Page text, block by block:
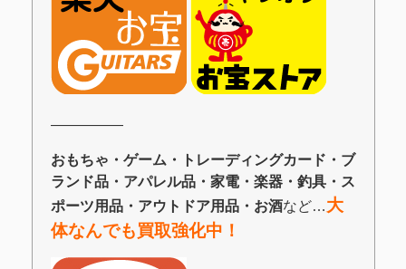
―――――
おもちゃ・ゲーム・トレーディングカード・ブ
ランド品・アパレル品・家電・楽器・釣具・ス
ポーツ用品・アウトドア用品・お酒など…大
体なんでも買取強化中！